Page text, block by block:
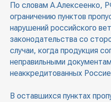
По словам А.Алексеенко,
ограничению пунктов
нарушений российского
законодательства со
случаи, когда продукция
неправильными
неаккредитованных
В оставшихся пунктах